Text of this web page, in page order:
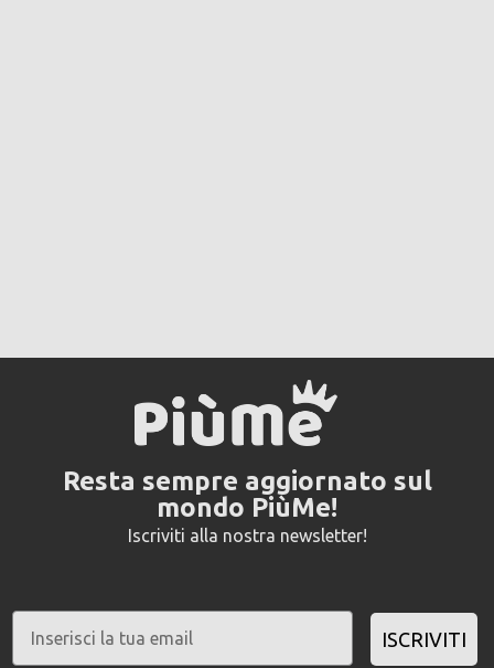
Resta sempre aggiornato sul
mondo PiùMe!
Iscriviti alla nostra newsletter!
ISCRIVITI